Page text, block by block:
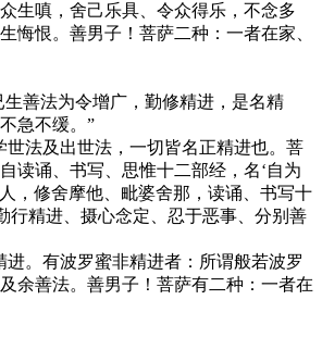
生嗔，舍己乐具、令众得乐，不念多
悔恨。善男子！菩萨二种：一者在家、
善法为令增广，勤修精进，是名精
急不缓。”
法及出世法，一切皆名正精进也。菩
读诵、书写、思惟十二部经，名‘自为
，修舍摩他、毗婆舍那，读诵、书写十
行精进、摄心念定、忍于恶事、分别善
。有波罗蜜非精进者：所谓般若波罗
余善法。善男子！菩萨有二种：一者在